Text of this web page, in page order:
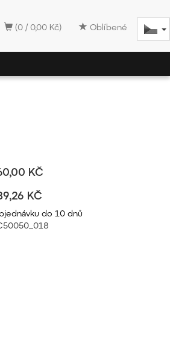
(0 / 0,00 Kč) Oblíbené
KČ
KČ
do 10 dnů